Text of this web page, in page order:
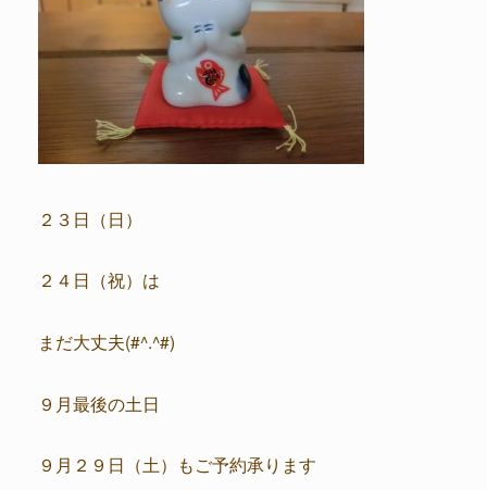
２３日（日）
２４日（祝）は
まだ大丈夫(#^.^#)
９月最後の土日
９月２９日（土）もご予約承ります